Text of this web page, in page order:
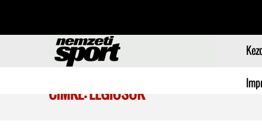
CÍMKE: LÉGIÓSOK